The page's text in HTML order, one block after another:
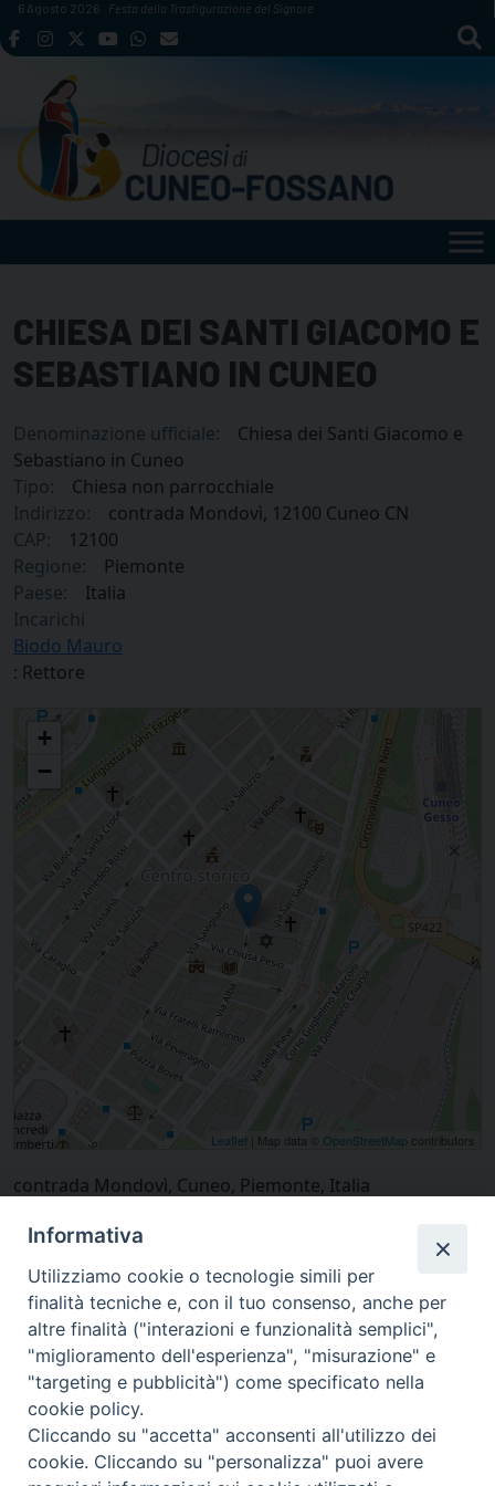
Skip
to
6 Agosto 2026 Festa della Trasfigurazione del Signore
CHIESA DEI SANTI GIACOMO E
SEBASTIANO IN CUNEO
Denominazione ufficiale:
Chiesa dei Santi Giacomo e
Sebastiano in Cuneo
Tipo:
Chiesa non parrocchiale
Indirizzo:
contrada Mondovì, 12100 Cuneo CN
CAP:
12100
Regione:
Piemonte
Paese:
Italia
Incarichi
Biodo Mauro
: Rettore
Chiesa dei Santi Giacomo e Sebastiano in Cuneo
+
−
Leaflet | Map data © OpenStreetMap contributors
contrada Mondovì, Cuneo, Piemonte, Italia
via Amedeo Rossi, 28 - 12100 Cuneo
Informativa
Utilizziamo cookie o tecnologie simili per
finalità tecniche e, con il tuo consenso, anche per
altre finalità ("interazioni e funzionalità semplici",
"miglioramento dell'esperienza", "misurazione" e
"targeting e pubblicità") come specificato nella
cookie policy.
Cliccando su "accetta" acconsenti all'utilizzo dei
cookie. Cliccando su "personalizza" puoi avere